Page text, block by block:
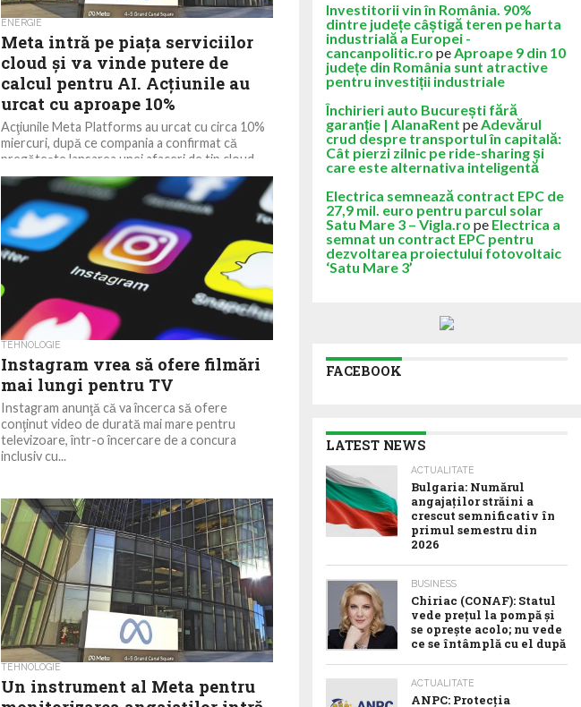
ENERGIE
Meta intră pe piaţa serviciilor
cloud şi va vinde putere de
calcul pentru AI. Acţiunile au
urcat cu aproape 10%
Acţiunile Meta Platforms au urcat cu circa 10%
miercuri, după ce compania a confirmat că
pregăteşte lansarea unei afaceri de tip cloud,...
TEHNOLOGIE
Instagram vrea să ofere filmări
mai lungi pentru TV
Instagram anunţă că va încerca să ofere
conţinut video de durată mai mare pentru
televizoare, într-o încercare de a concura
inclusiv cu...
TEHNOLOGIE
Un instrument al Meta pentru
Investitorii vin în România. 90%
dintre județe câștigă teren pe harta
industrială a Europei -
cancanpolitic.ro peAproape 9 din 10
județe din România sunt atractive
pentru investiții industriale
Închirieri auto București fără
garanție | AlanaRent peAdevărul
crud despre transportul în capitală:
Cât pierzi zilnic pe ride-sharing și
care este alternativa inteligentă
Electrica semnează contract EPC de
27,9 mil. euro pentru parcul solar
Satu Mare 3 – Vigla.ro pe Electrica a
semnat un contract EPC pentru
dezvoltarea proiectului fotovoltaic
‘Satu Mare 3’
FACEBOOK
LATEST NEWS
ACTUALITATE
Bulgaria: Numărul
angajaților străini a
crescut semnificativ în
primul semestru din
2026
BUSINESS
Chiriac (CONAF): Statul
vede prețul la pompă și
se oprește acolo; nu vede
ce se întâmplă cu el după
ACTUALITATE
ANPC: Protecția